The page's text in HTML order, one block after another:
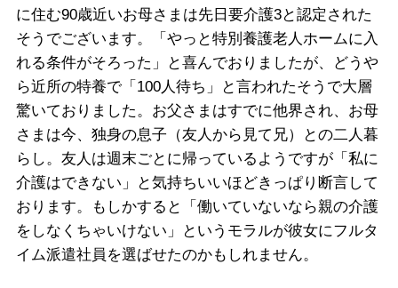
に住む90歳近いお母さまは先日要介護3と認定された
そうでございます。「やっと特別養護老人ホームに入
れる条件がそろった」と喜んでおりましたが、どうや
ら近所の特養で「100人待ち」と言われたそうで大層
驚いておりました。お父さまはすでに他界され、お母
さまは今、独身の息子（友人から見て兄）との二人暮
らし。友人は週末ごとに帰っているようですが「私に
介護はできない」と気持ちいいほどきっぱり断言して
おります。もしかすると「働いていないなら親の介護
をしなくちゃいけない」というモラルが彼女にフルタ
イム派遣社員を選ばせたのかもしれません。